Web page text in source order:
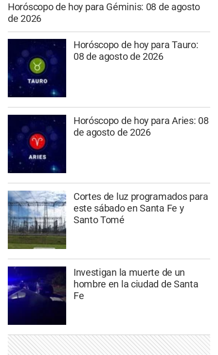
Horóscopo de hoy para Géminis: 08 de agosto
de 2026
Horóscopo de hoy para Tauro:
08 de agosto de 2026
Horóscopo de hoy para Aries: 08
de agosto de 2026
Cortes de luz programados para
este sábado en Santa Fe y
Santo Tomé
Investigan la muerte de un
hombre en la ciudad de Santa
Fe